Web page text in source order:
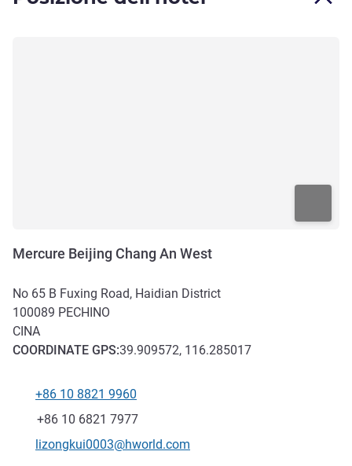
Mercure Beijing Chang An West
No 65 B Fuxing Road, Haidian District
100089 PECHINO
CINA
COORDINATE GPS:39.909572, 116.285017
Telefono
+86 10 8821 9960
Fax
+86 10 6821 7977
E-mail di contatto
lizongkui0003@hworld.com